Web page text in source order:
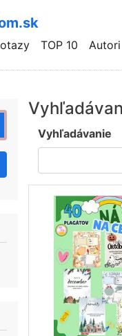
TOP 10 Autori
Vyhľadávanie